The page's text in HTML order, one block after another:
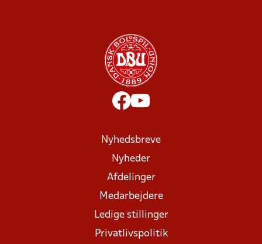
Nyhedsbreve
Nyheder
Afdelinger
Medarbejdere
Ledige stillinger
Privatlivspolitik